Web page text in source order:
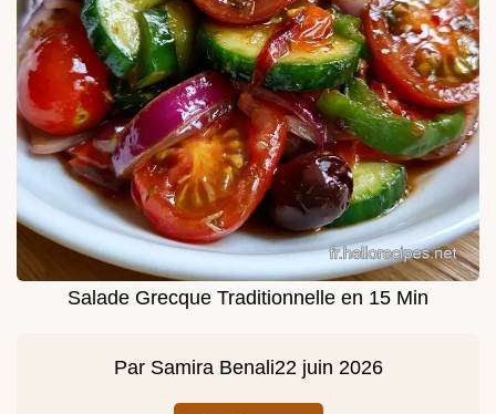
Salade Grecque Traditionnelle en 15 Min
Par Samira Benali22 juin 2026